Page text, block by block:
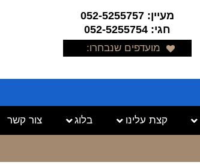
מעיין: 052-5255757
חגי: 052-5255754
מועדפים שנבחרו:
קצת עלינו בלוג צור קשר